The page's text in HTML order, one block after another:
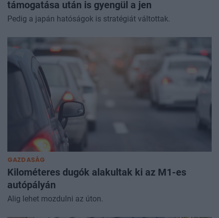
támogatása után is gyengül a jen
Pedig a japán hatóságok is stratégiát váltottak.
GAZDASÁG
Kilométeres dugók alakultak ki az M1-es
autópályán
Alig lehet mozdulni az úton.